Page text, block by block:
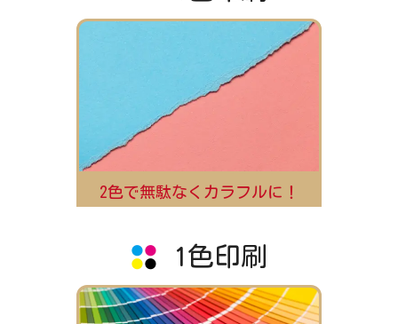
2色で無駄なくカラフルに！
1色印刷